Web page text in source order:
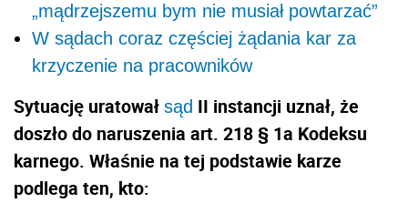
„mądrzejszemu bym nie musiał powtarzać”
W sądach coraz częściej żądania kar za
krzyczenie na pracowników
Sytuację uratował sąd II instancji uznał, że
doszło do naruszenia art. 218 § 1a Kodeksu
karnego. Właśnie na tej podstawie karze
podlega ten, kto: